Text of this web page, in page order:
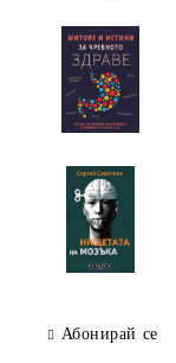
Абонирай се